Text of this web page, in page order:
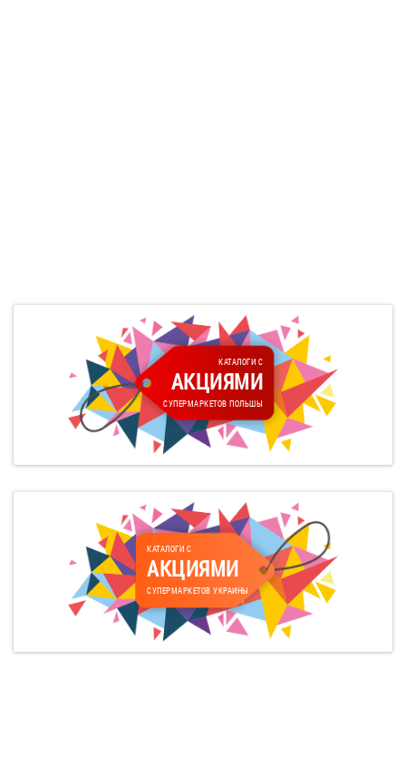
КАТАЛОГИ С
АКЦИЯМИ
СУПЕРМАРКЕТОВ ПОЛЬШЫ
КАТАЛОГИ С
АКЦИЯМИ
СУПЕРМАРКЕТОВ УКРАИНЫ